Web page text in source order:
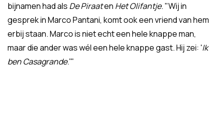
bijnamen had als De Piraaten Het Olifantje. "Wij in
gesprek in Marco Pantani, komt ook een vriend van hem
erbij staan. Marco is niet echt een hele knappe man,
maar die ander was wél een hele knappe gast. Hij zei: 'Ik
ben Casagrande.'"